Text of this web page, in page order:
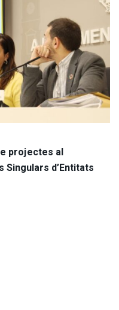
projectes al
d’Entitats